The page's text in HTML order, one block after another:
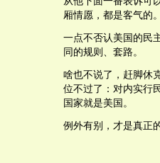
厢情愿，都是客气的。
一点不否认美国的民
同的规则、套路。
啥也不说了，赶脚休
位不过了：对内实行
国家就是美国。
例外有别，才是真正